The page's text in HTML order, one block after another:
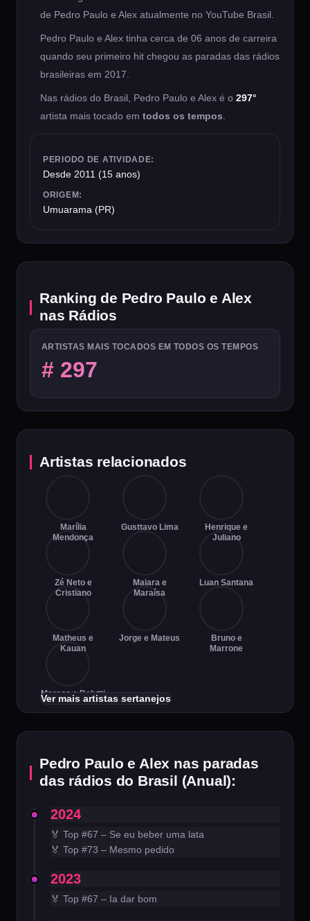
Pedro Paulo e Alex nas paradas
das rádios do Brasil (Anual):
2024
🏅 Top #67 – Se eu beber uma lata
🏅 Top #73 – Mesmo pedido
2023
🏅 Top #67 – Ia dar bom
Artistas relacionados
Marília
Mendonça
Gusttavo Lima
Henrique e
Juliano
Zé Neto e
Cristiano
Maiara e
Maraísa
Luan Santana
Matheus e
Kauan
Jorge e Mateus
Bruno e
Marrone
Marcos e Belutti
Ver mais artistas sertanejos
de Pedro Paulo e Alex atualmente no YouTube Brasil.
Pedro Paulo e Alex tinha cerca de 06 anos de carreira
quando seu primeiro hit chegou as paradas das rádios
brasileiras em 2017.
Nas rádios do Brasil, Pedro Paulo e Alex é o 297°
artista mais tocado em todos os tempos
PERIODO DE ATIVIDADE:
Desde 2011 (15 anos)
ORIGEM:
Umuarama (PR)
Ranking de Pedro Paulo e Alex
nas Rádios
ARTISTAS MAIS TOCADOS EM TODOS OS TEMPOS
# 297